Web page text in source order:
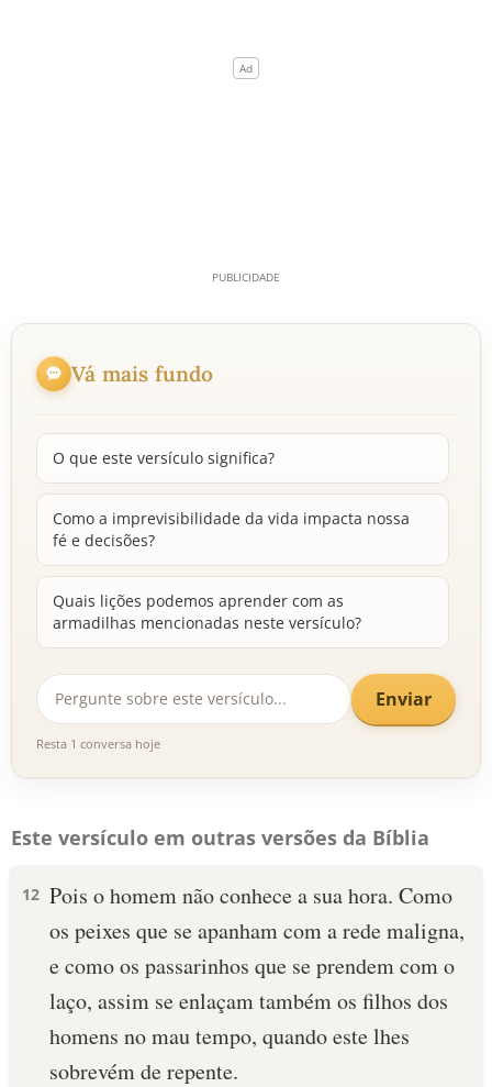
Vá mais fundo
O que este versículo significa?
Como a imprevisibilidade da vida impacta nossa
fé e decisões?
Quais lições podemos aprender com as
armadilhas mencionadas neste versículo?
Enviar
Resta 1 conversa hoje
Este versículo em outras versões da Bíblia
12 Pois o homem não conhece a sua hora. Como
os peixes que se apanham com a rede maligna,
e como os passarinhos que se prendem com o
laço, assim se enlaçam também os filhos dos
homens no mau tempo, quando este lhes
sobrevém de repente.